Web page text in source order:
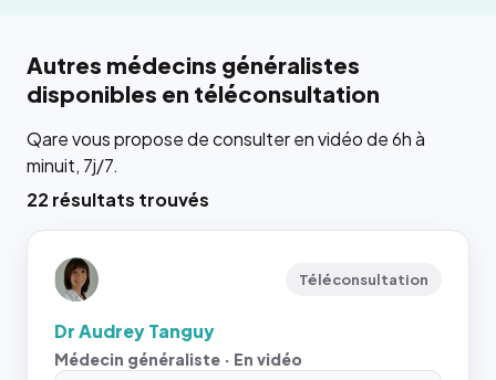
Autres médecins généralistes
disponibles en téléconsultation
Qare vous propose de consulter en vidéo de 6h à
minuit, 7j/7.
22 résultats trouvés
Téléconsultation
Dr Audrey Tanguy
Médecin généraliste · En vidéo